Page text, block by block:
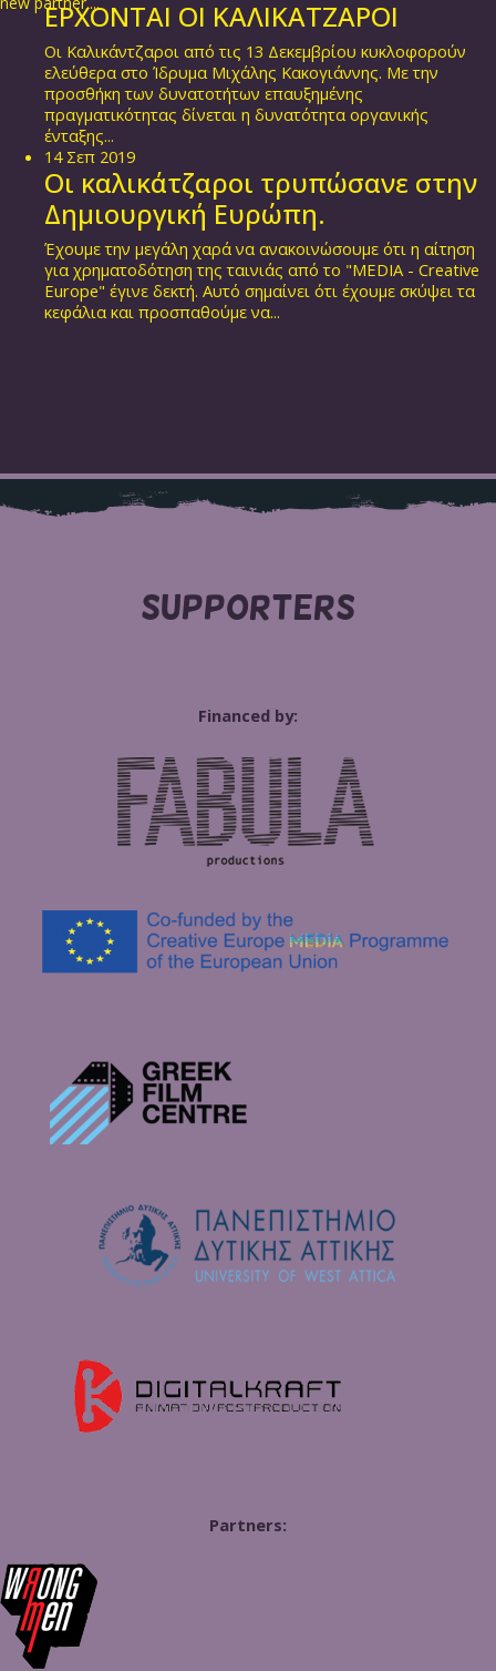
ΕΡΧΟΝΤΑΙ ΟΙ ΚΑΛΙΚΑΤΖΑΡΟΙ
Οι Καλικάντζαροι από τις 13 Δεκεμβρίου κυκλοφορούν
ελεύθερα στο Ίδρυμα Μιχάλης Κακογιάννης. Με την
προσθήκη των δυνατοτήτων επαυξημένης
πραγματικότητας δίνεται η δυνατότητα οργανικής
ένταξης...
14 Σεπ 2019
Οι καλικάτζαροι τρυπώσανε στην
Δημιουργική Ευρώπη.
Έχουμε την μεγάλη χαρά να ανακοινώσουμε ότι η αίτηση
για χρηματοδότηση της ταινιάς από το "MEDIA - Creative
Europe" έγινε δεκτή. Αυτό σημαίνει ότι έχουμε σκύψει τα
κεφάλια και προσπαθούμε να...
SUPPORTERS
Financed by:
Partners: